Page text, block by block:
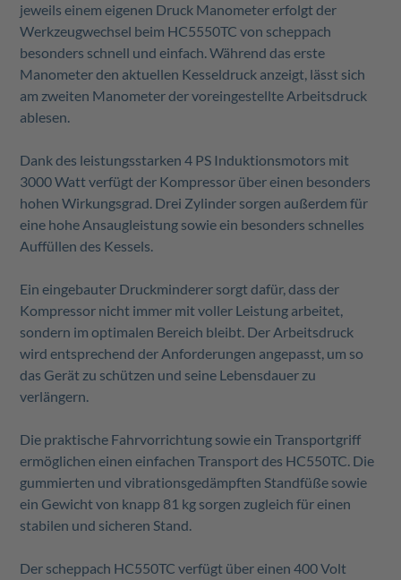
jeweils einem eigenen Druck Manometer erfolgt der
Werkzeugwechsel beim HC5550TC von scheppach
besonders schnell und einfach. Während das erste
Manometer den aktuellen Kesseldruck anzeigt, lässt sich
am zweiten Manometer der voreingestellte Arbeitsdruck
ablesen.
Dank des leistungsstarken 4 PS Induktionsmotors mit
3000 Watt verfügt der Kompressor über einen besonders
hohen Wirkungsgrad. Drei Zylinder sorgen außerdem für
eine hohe Ansaugleistung sowie ein besonders schnelles
Auffüllen des Kessels.
Ein eingebauter Druckminderer sorgt dafür, dass der
Kompressor nicht immer mit voller Leistung arbeitet,
sondern im optimalen Bereich bleibt. Der Arbeitsdruck
wird entsprechend der Anforderungen angepasst, um so
das Gerät zu schützen und seine Lebensdauer zu
verlängern.
Die praktische Fahrvorrichtung sowie ein Transportgriff
ermöglichen einen einfachen Transport des HC550TC. Die
gummierten und vibrationsgedämpften Standfüße sowie
ein Gewicht von knapp 81 kg sorgen zugleich für einen
stabilen und sicheren Stand.
Der scheppach HC550TC verfügt über einen 400 Volt